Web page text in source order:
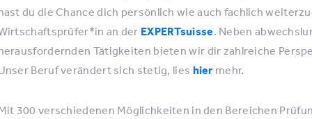
du die Chance dich persönlich wie auch fachlich
an der EXPERTsuisse. Neben
Tätigkeiten bieten wir dir zahlreiche
Beruf verändert sich stetig, lies hier mehr.
300 verschiedenen Möglichkeiten in den Bereichen